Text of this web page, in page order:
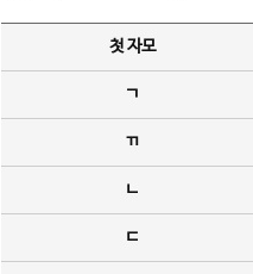
첫 자모
ㄱ
ㄲ
ㄴ
ㄷ